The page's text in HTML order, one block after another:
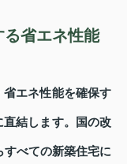
省エネ性能
エネ性能を確保す
結します。国の改
すべての新築住宅に